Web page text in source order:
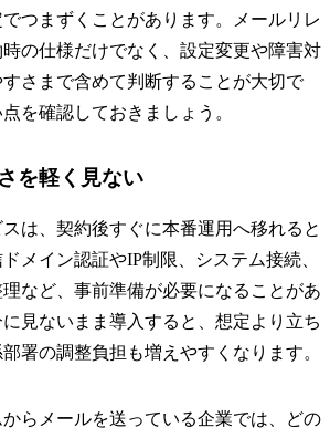
つまずくことがあります。メールリレ
の仕様だけでなく、設定変更や障害対
さまで含めて判断することが大切で
を確認しておきましょう。
を軽く見ない
は、契約後すぐに本番運用へ移れると
メイン認証やIP制限、システム接続、
など、事前準備が必要になることがあ
見ないまま導入すると、想定より立ち
署の調整負担も増えやすくなります。
らメールを送っている企業では、どの